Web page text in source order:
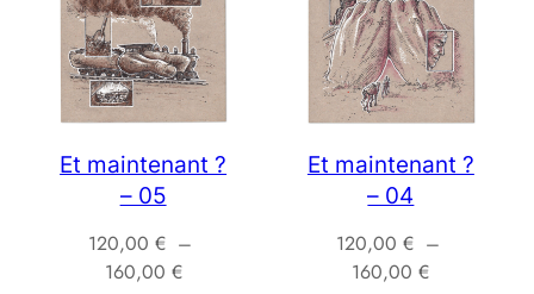
Et maintenant ?
– 05
120,00€ –
160,00 €Plage
Et maintenant ?
– 04
120,00 € –
160,00€Plage